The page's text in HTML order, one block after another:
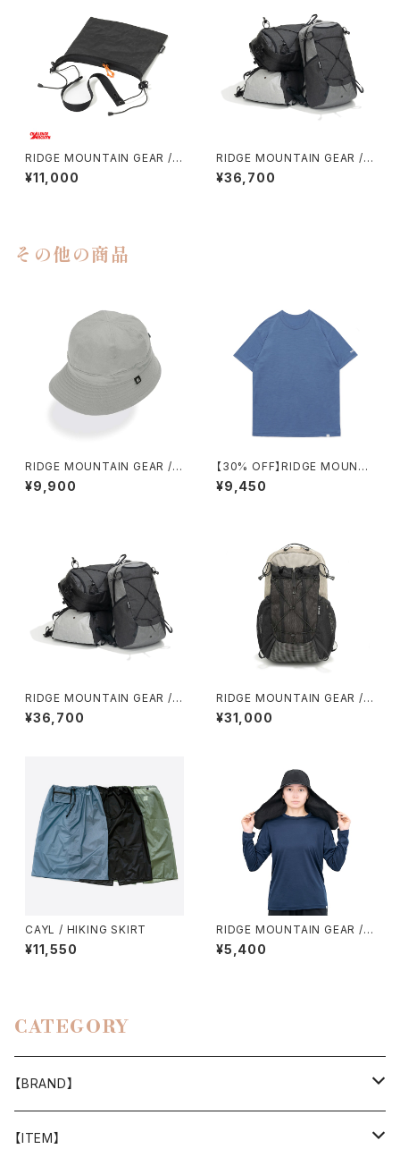
RIDGE MOUNTAIN GEAR / S
ACOCHE
¥11,000
RIDGE MOUNTAIN GEAR /
ONE MILE TRIM
¥36,700
その他の商品
RIDGE MOUNTAIN GEAR / E
NOUGH HAT（NT）
¥9,900
【30% OFF】RIDGE MOUNTA
IN GEAR / MERINO BASIC T
EE（AZURE BLUE）
¥9,450
RIDGE MOUNTAIN GEAR /
ONE MILE TRIM
¥36,700
RIDGE MOUNTAIN GEAR /
ONE MILE MP（GREIGE）
¥31,000
CAYL / HIKING SKIRT
¥11,550
RIDGE MOUNTAIN GEAR / S
UNSHADE 2026
¥5,400
CATEGORY
【BRAND】
山と道
【ITEM】